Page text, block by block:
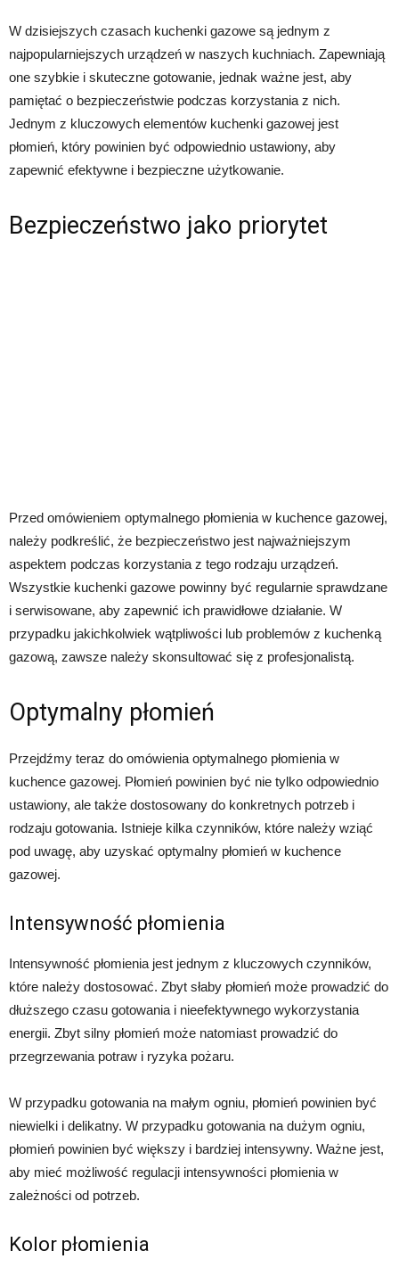
W dzisiejszych czasach kuchenki gazowe są jednym z
najpopularniejszych urządzeń w naszych kuchniach. Zapewniają
one szybkie i skuteczne gotowanie, jednak ważne jest, aby
pamiętać o bezpieczeństwie podczas korzystania z nich.
Jednym z kluczowych elementów kuchenki gazowej jest
płomień, który powinien być odpowiednio ustawiony, aby
zapewnić efektywne i bezpieczne użytkowanie.
Bezpieczeństwo jako priorytet
Przed omówieniem optymalnego płomienia w kuchence gazowej,
należy podkreślić, że bezpieczeństwo jest najważniejszym
aspektem podczas korzystania z tego rodzaju urządzeń.
Wszystkie kuchenki gazowe powinny być regularnie sprawdzane
i serwisowane, aby zapewnić ich prawidłowe działanie. W
przypadku jakichkolwiek wątpliwości lub problemów z kuchenką
gazową, zawsze należy skonsultować się z profesjonalistą.
Optymalny płomień
Przejdźmy teraz do omówienia optymalnego płomienia w
kuchence gazowej. Płomień powinien być nie tylko odpowiednio
ustawiony, ale także dostosowany do konkretnych potrzeb i
rodzaju gotowania. Istnieje kilka czynników, które należy wziąć
pod uwagę, aby uzyskać optymalny płomień w kuchence
gazowej.
Intensywność płomienia
Intensywność płomienia jest jednym z kluczowych czynników,
które należy dostosować. Zbyt słaby płomień może prowadzić do
dłuższego czasu gotowania i nieefektywnego wykorzystania
energii. Zbyt silny płomień może natomiast prowadzić do
przegrzewania potraw i ryzyka pożaru.
W przypadku gotowania na małym ogniu, płomień powinien być
niewielki i delikatny. W przypadku gotowania na dużym ogniu,
płomień powinien być większy i bardziej intensywny. Ważne jest,
aby mieć możliwość regulacji intensywności płomienia w
zależności od potrzeb.
Kolor płomienia